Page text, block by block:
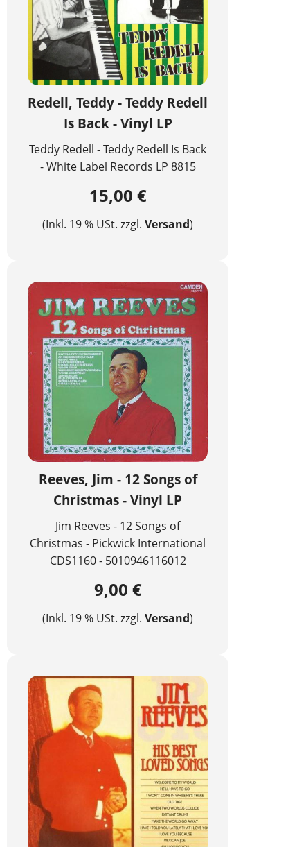
Redell, Teddy - Teddy Redell
Is Back - Vinyl LP
Teddy Redell - Teddy Redell Is Back
- White Label Records LP 8815
15,00 €
(Inkl. 19 % USt. zzgl. Versand)
Reeves, Jim - 12 Songs of
Christmas - Vinyl LP
Jim Reeves - 12 Songs of
Christmas - Pickwick International
CDS1160 - 5010946116012
9,00 €
(Inkl. 19 % USt. zzgl. Versand)